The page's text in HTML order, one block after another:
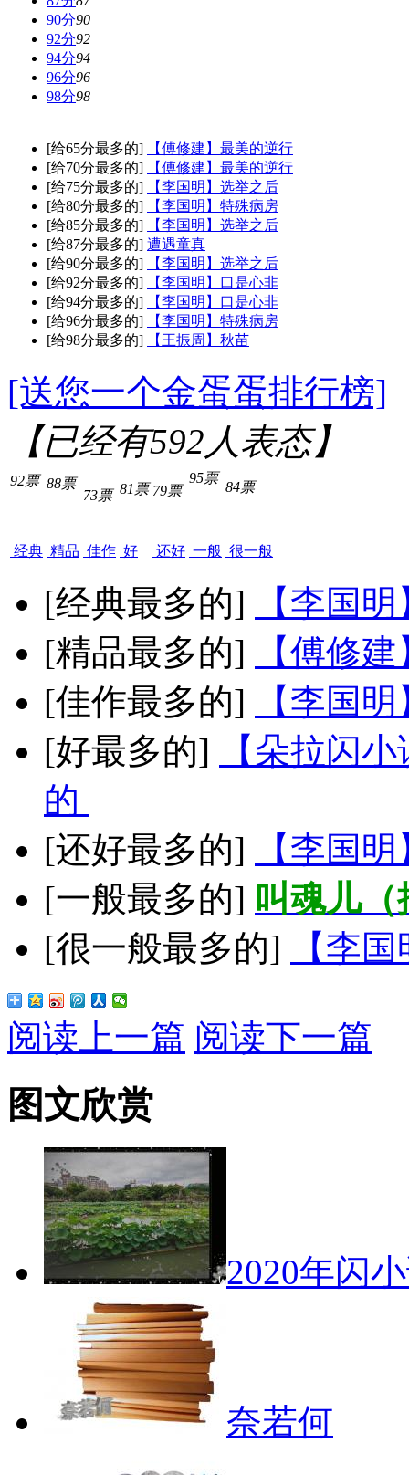
90分90
92分92
94分94
96分96
98分98
[给65分最多的]
【傅修建】最美的逆行
[给70分最多的]
【傅修建】最美的逆行
[给75分最多的]
【李国明】选举之后
[给80分最多的]
【李国明】特殊病房
[给85分最多的]
【李国明】选举之后
[给87分最多的] 遭遇童真
[给90分最多的]
【李国明】选举之后
[给92分最多的]
【李国明】口是心非
[给94分最多的]
【李国明】口是心非
[给96分最多的]
【李国明】特殊病房
[给98分最多的]
【王振周】秋苗
[送您一个金蛋蛋排行榜]
【已经有592人表态】
92票
经典
88票
精品
73票
佳作
81票
好
79票
还好
95票
一般
84票
很一般
[经典最多的]
【李国
[精品最多的]
【傅修
[佳作最多的]
【李国
[好最多的]
【朵拉闪
的
[还好最多的]
【李国
[一般最多的] 叫魂儿
[很一般最多的]
【李
阅读上一篇 阅读下一篇
图文欣赏
2020年闪
奈若何